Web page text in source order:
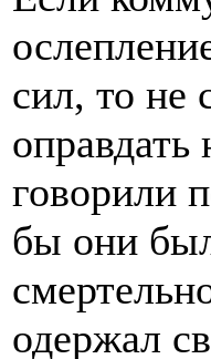
сил, то не
говорили
бы они
одержал